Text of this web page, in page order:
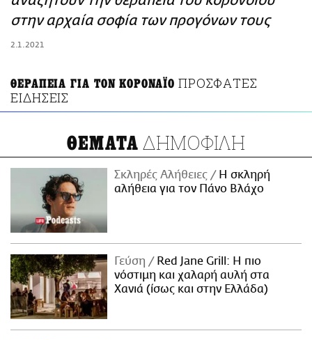
ΑΜΠΑ
στην αρχαία σοφία των προγόνων τους
2.1.2021
ΘΕΡΑΠΕΙΑ ΓΙΑ ΤΟΝ ΚΟΡΟΝΑΪΟ ΠΡΟΣΦΑΤΕΣ
ΕΙΔΗΣΕΙΣ
ΘΕΜΑΤΑ ΔΗΜΟΦΙΛΗ
Σκληρές Αλήθειες
H σκληρή
αλήθεια για τον Πάνο Βλάχο
Γεύση
Red Jane Grill: Η πιο
νόστιμη και χαλαρή αυλή στα
Χανιά (ίσως και στην Ελλάδα)